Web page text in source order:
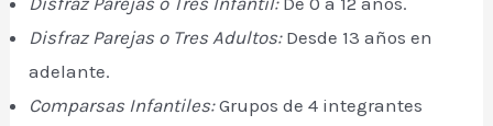
Disfraz Parejas o Tres Adultos:Desde 13 años en
adelante.
Comparsas Infantiles:Grupos de 4 integrantes